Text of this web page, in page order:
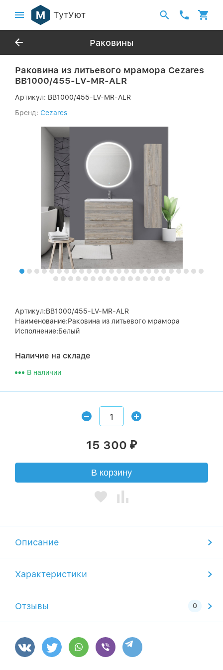
ТутУют
Раковины
Раковина из литьевого мрамора Cezares
BB1000/455-LV-MR-ALR
Артикул: BB1000/455-LV-MR-ALR
Бренд: Cezares
Артикул:BB1000/455-LV-MR-ALR
Наименование:Раковина из литьевого мрамора
Исполнение:Белый
Наличие на складе
В наличии
15 300 ₽
В корзину
Описание
Характеристики
Отзывы